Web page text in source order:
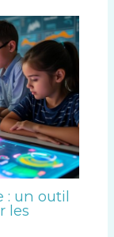
: un outil
les